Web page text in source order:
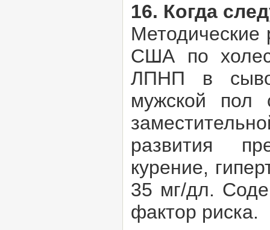
16. Когда
США по
ЛПНП в
мужской пол
развития
курение,
35 мг/дл.
фактор риска.